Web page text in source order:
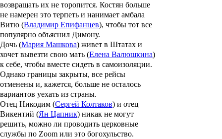
возвращать их не торопится. Костян больше
не намерен это терпеть и нанимает амбала
Витю (Владимир Епифанцев), чтобы тот все
популярно объяснил Димону.
Дочь (Мария Машкова) живет в Штатах и
хочет вывезти свою мать (Елена Валюшкина)
к себе, чтобы вместе сидеть в самоизоляции.
Однако границы закрыты, все рейсы
отменены и, кажется, больше не осталось
вариантов уехать из страны.
Отец Никодим (Сергей Колтаков) и отец
Викентий (Ян Цапник) никак не могут
решить, можно ли проводить церковные
службы по Zoom или это богохульство.